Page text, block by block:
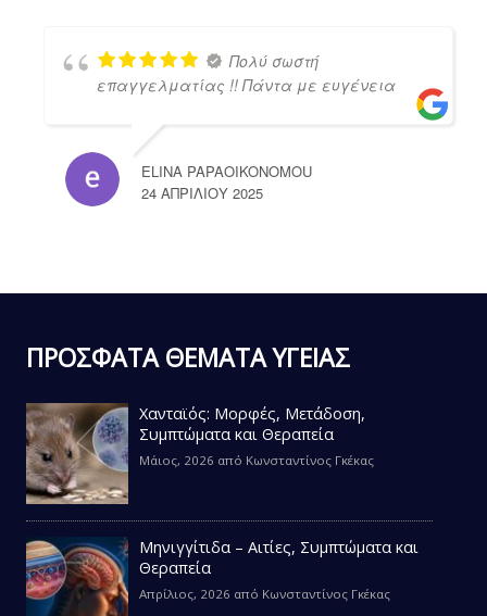
Πολύ σωστή
επαγγελματίας !! Πάντα με ευγένεια
ELINA PAPAOIKONOMOU
24 ΑΠΡΙΛΊΟΥ 2025
ΠΡΟΣΦΑΤΑ ΘΕΜΑΤΑ ΥΓΕΙΑΣ
Χανταϊός: Μορφές, Μετάδοση,
Συμπτώματα και Θεραπεία
Μάιος, 2026 από Κωνσταντίνος Γκέκας
Μηνιγγίτιδα – Αιτίες, Συμπτώματα και
Θεραπεία
Απρίλιος, 2026 από Κωνσταντίνος Γκέκας